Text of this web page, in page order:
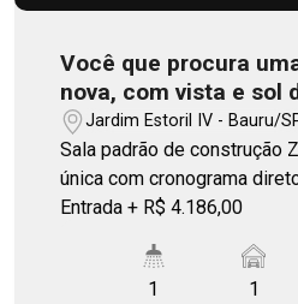
Você que procura
nova, com vista e sol
precisa conhecer as
facilitadas desta sala
entregue em Dez/
Jardim Estoril IV - Bauru/
Sala padrão de construção
única com cronograma
Entrada + R$ 4.186,00
1 1